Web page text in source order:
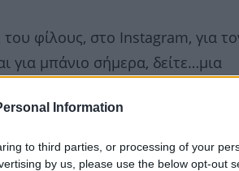
Information
to third parties, or processing of your
by us, please use the below opt-out
φίλους, στο Instagram, για
για μπάνιο σήμερα, δείτε…μια
του νερού έχει ήδη